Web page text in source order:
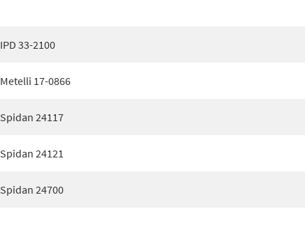
IPD 33-2100
Metelli 17-0866
Spidan 24117
Spidan 24121
Spidan 24700